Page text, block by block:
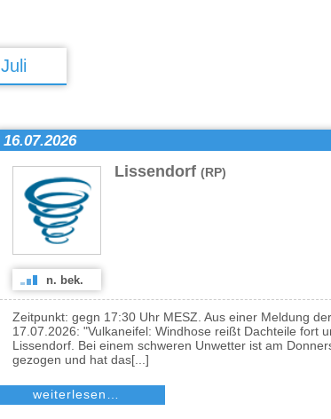
Juli
16.07.2026
Lissendorf (RP)
n. bek.
Zeitpunkt: gegn 17:30 Uhr MESZ. Aus einer Meldung
17.07.2026: "Vulkaneifel: Windhose reißt Dachteile fort
Lissendorf. Bei einem schweren Unwetter ist am
gezogen und hat das[...]
weiterlesen…